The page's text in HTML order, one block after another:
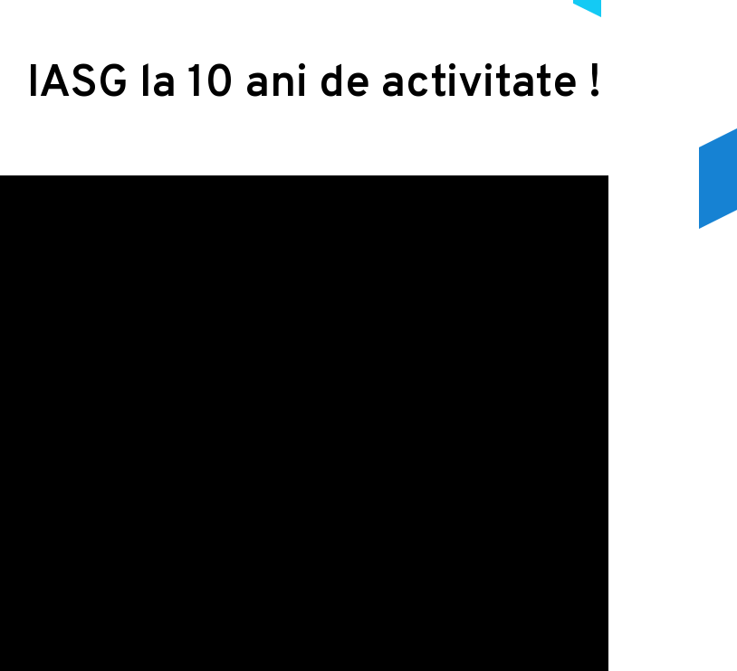
IASG la 10 ani de activitate !